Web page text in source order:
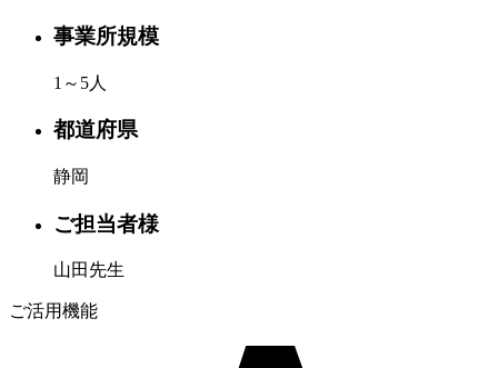
事業所規模
1～5人
都道府県
静岡
ご担当者様
山田先生
ご活用機能